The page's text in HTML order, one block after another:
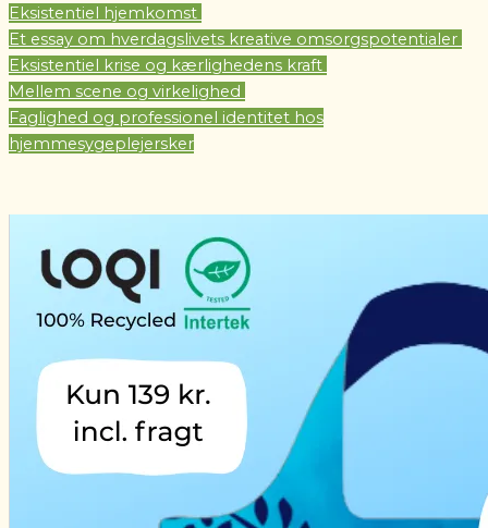
Eksistentiel hjemkomst
Et essay om hverdagslivets kreative omsorgspotentialer
Eksistentiel krise og kærlighedens kraft
Mellem scene og virkelighed
Faglighed og professionel identitet hos
hjemmesygeplejersker